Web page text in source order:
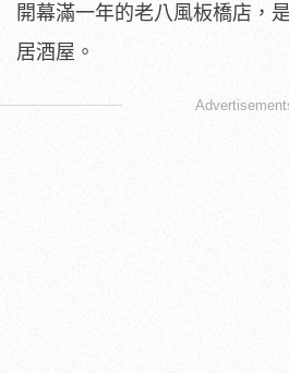
開幕滿一年的老八風板橋店，
居酒屋。